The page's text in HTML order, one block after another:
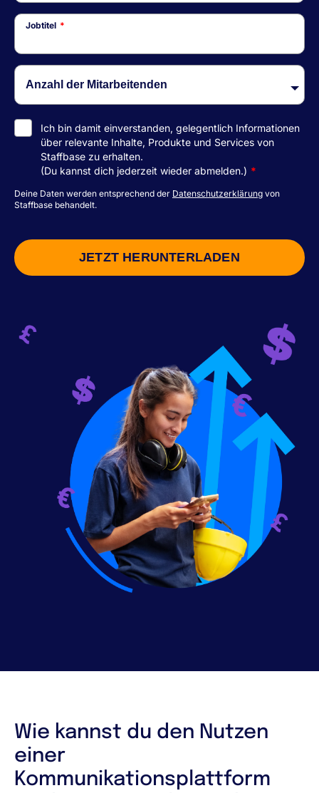
Jobtitel *
Ich bin damit einverstanden, gelegentlich Informationen
über relevante Inhalte, Produkte und Services von
Staffbase zu erhalten.
(Du kannst dich jederzeit wieder abmelden.) *
Deine Daten werden entsprechend der Datenschutzerklärung von
Staffbase behandelt.
Wie kannst du den Nutzen
einer
Kommunikationsplattform